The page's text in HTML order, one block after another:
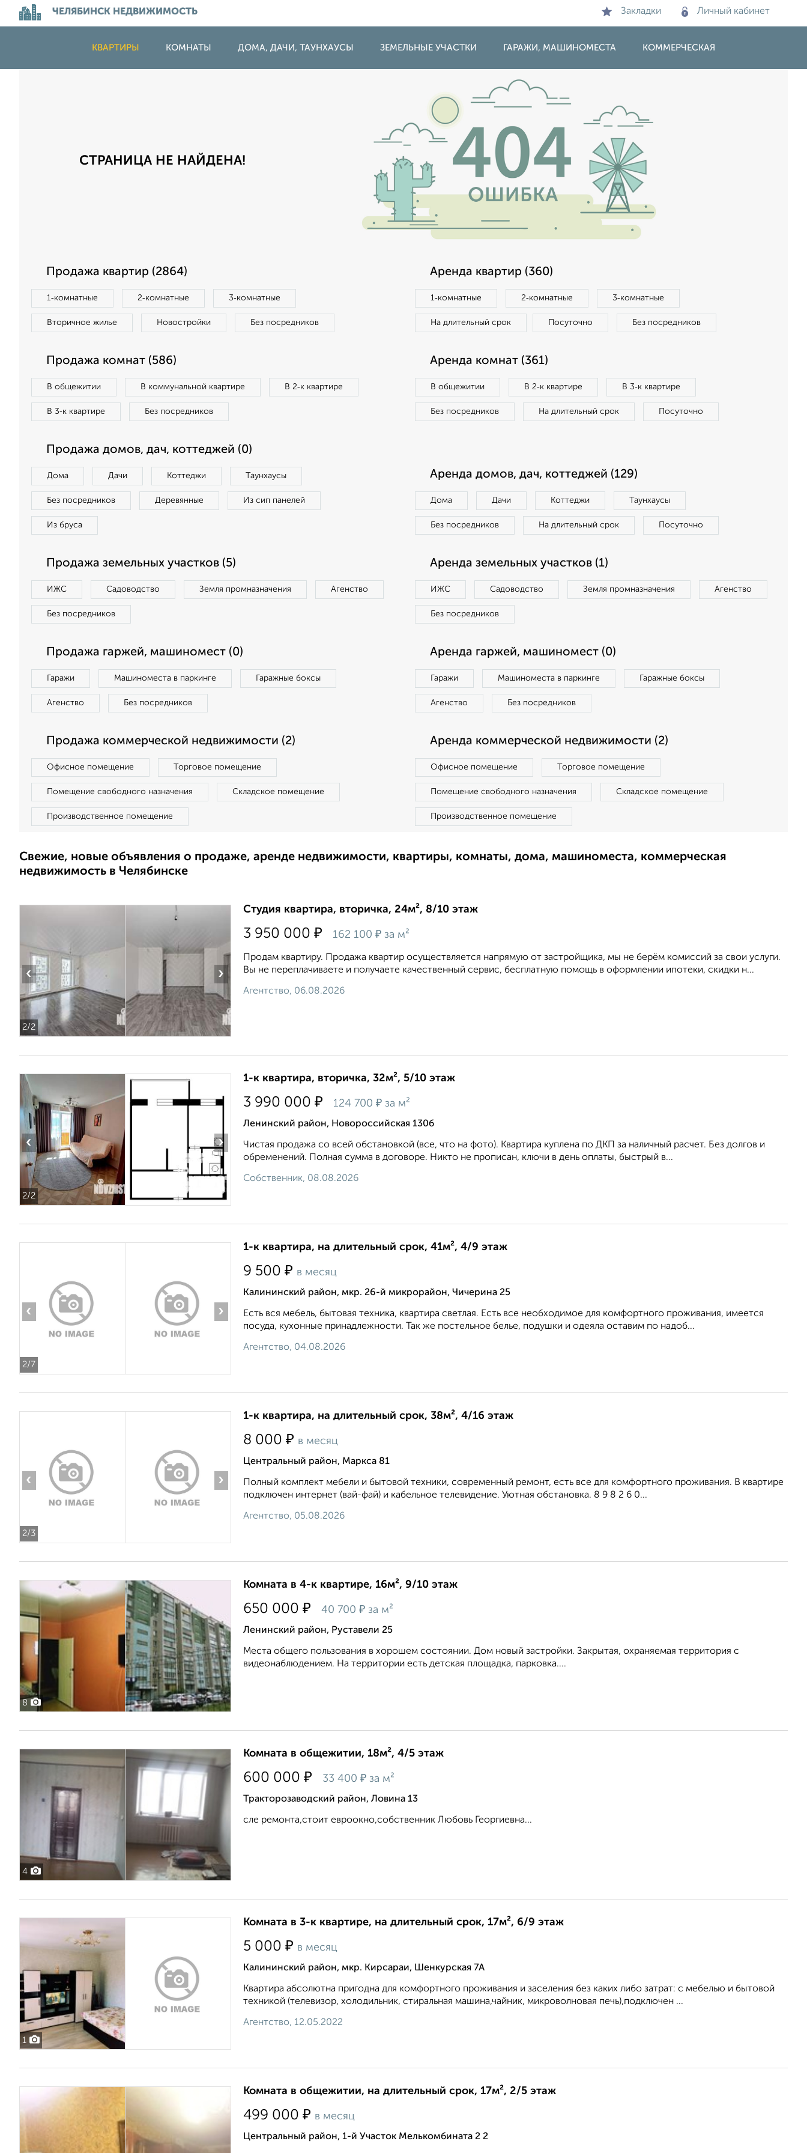
ЧЕЛЯБИНСК НЕДВИЖИМОСТЬ Закладки Личный кабинет
КВАРТИРЫ КОМНАТЫ ДОМА, ДАЧИ, ТАУНХАУСЫ ЗЕМЕЛЬНЫЕ УЧАСТКИ ГАРАЖИ, МАШИНОМЕСТА КОММЕРЧЕСКАЯ
СТРАНИЦА НЕ НАЙДЕНА!
Продажа квартир (2864)
1‑комнатные 2‑комнатные 3‑комнатные
Вторичное жилье Новостройки Без посредников
Аренда квартир (360)
1‑комнатные 2‑комнатные 3‑комнатные
На длительный срок Посуточно Без посредников
Продажа комнат (586)
В общежитии В коммунальной квартире В 2‑к квартире
В 3‑к квартире Без посредников
Аренда комнат (361)
В общежитии В 2‑к квартире В 3‑к квартире
Без посредников На длительный срок Посуточно
Продажа домов, дач, коттеджей (0)
Дома Дачи Коттеджи Таунхаусы
Без посредников Деревянные Из сип панелей
Из бруса
Аренда домов, дач, коттеджей (129)
Дома Дачи Коттеджи Таунхаусы
Без посредников На длительный срок Посуточно
Продажа земельных участков (5)
ИЖС Садоводство Земля промназначения Агенство
Без посредников
Аренда земельных участков (1)
ИЖС Садоводство Земля промназначения Агенство
Без посредников
Продажа гаржей, машиномест (0)
Гаражи Машиноместа в паркинге Гаражные боксы
Агенство Без посредников
Аренда гаржей, машиномест (0)
Гаражи Машиноместа в паркинге Гаражные боксы
Агенство Без посредников
Продажа коммерческой недвижимости (2)
Офисное помещение Торговое помещение
Помещение свободного назначения Складское помещение
Производственное помещение
Аренда коммерческой недвижимости (2)
Офисное помещение Торговое помещение
Помещение свободного назначения Складское помещение
Производственное помещение
Свежие, новые объявления о продаже, аренде недвижимости, квартиры, комнаты, дома, машиноместа, коммерческая
недвижимость в Челябинске
2/2
‹ ›
Студия квартира, вторичка, 24м², 8/10 этаж
3 950 000 ₽ 162 100 ₽ за м²
Продам квартиру. Продажа квартир осуществляется напрямую от застройщика, мы не берём комиссий за свои услуги.
Вы не переплачиваете и получаете качественный сервис, бесплатную помощь в оформлении ипотеки, скидки н...
Агентство, 06.08.2026
2/2
‹ ›
1-к квартира, вторичка, 32м², 5/10 этаж
3 990 000 ₽ 124 700 ₽ за м²
Ленинский район, Новороссийская 130б
Чистая продажа со всей обстановкой (все, что на фото). Квартира куплена по ДКП за наличный расчет. Без долгов и
обременений. Полная сумма в договоре. Никто не прописан, ключи в день оплаты, быстрый в...
Собственник, 08.08.2026
2/7
‹ ›
1-к квартира, на длительный срок, 41м², 4/9 этаж
9 500 ₽ в месяц
Калининский район, мкр. 26-й микрорайон, Чичерина 25
Есть вся мебель, бытовая техника, квартира светлая. Есть все необходимое для комфортного проживания, имеется
посуда, кухонные принадлежности. Так же постельное белье, подушки и одеяла оставим по надоб...
Агентство, 04.08.2026
2/3
‹ ›
1-к квартира, на длительный срок, 38м², 4/16 этаж
8 000 ₽ в месяц
Центральный район, Маркса 81
Полный комплект мебели и бытовой техники, современный ремонт, есть все для комфортного проживания. В квартире
подключен интернет (вай-фай) и кабельное телевидение. Уютная обстановка. 8 9 8 2 6 0...
Агентство, 05.08.2026
8
Комната в 4-к квартире, 16м², 9/10 этаж
650 000 ₽ 40 700 ₽ за м²
Ленинский район, Руставели 25
Места общего пользования в хорошем состоянии. Дом новый застройки. Закрытая, охраняемая территория с
видеонаблюдением. На территории есть детская площадка, парковка....
4
Комната в общежитии, 18м², 4/5 этаж
600 000 ₽ 33 400 ₽ за м²
Тракторозаводский район, Ловина 13
сле ремонта,стоит евроокно,собственник Любовь Георгиевна...
1
Комната в 3-к квартире, на длительный срок, 17м², 6/9 этаж
5 000 ₽ в месяц
Калининский район, мкр. Кирсараи, Шенкурская 7А
Квартира абсолютна пригодна для комфортного проживания и заселения без каких либо затрат: с мебелью и бытовой
техникой (телевизор, холодильник, стиральная машина,чайник, микроволновая печь),подключен ...
Агентство, 12.05.2022
Комната в общежитии, на длительный срок, 17м², 2/5 этаж
499 000 ₽ в месяц
Центральный район, 1-й Участок Мелькомбината 2 2